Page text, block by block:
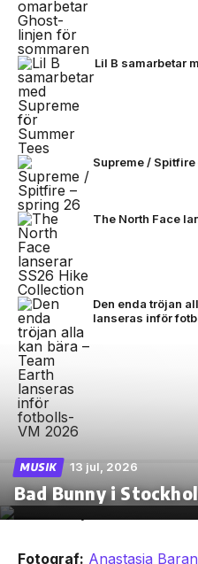
Lil B samarbetar
Supreme /
The North Face
Den enda tröjan
lanseras inför
MUSIK 13 jul, 2026
Bad Bunny i
Fotograf: Anastasia